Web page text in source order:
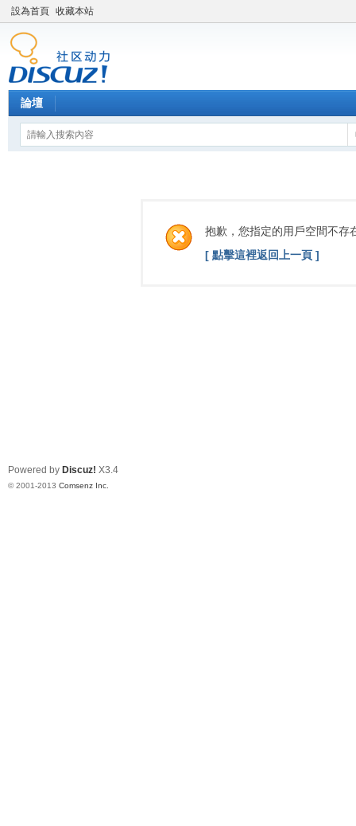
設為首頁 收藏本站
論壇
抱歉，您指定的用戶空間不存
[ 點擊這裡返回上一頁 ]
Powered by Discuz! X3.4
© 2001-2013 Comsenz Inc.